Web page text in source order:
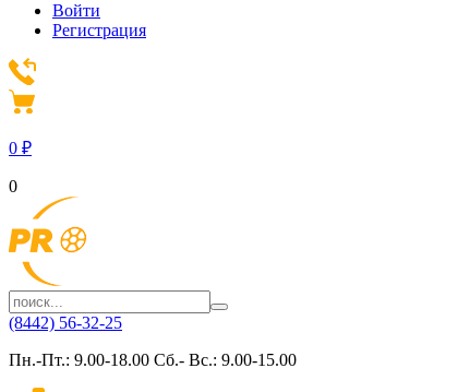
Войти
Регистрация
0 ₽
0
(8442) 56-32-25
Пн.-Пт.: 9.00-18.00 Сб.- Вс.: 9.00-15.00